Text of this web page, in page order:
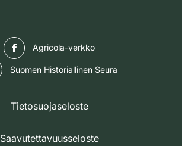
Agricola-verkko
Suomen Historiallinen Seura
Tietosuojaseloste
Saavutettavuusseloste